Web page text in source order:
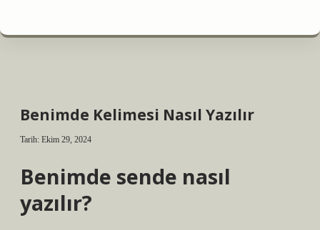
Benimde Kelimesi Nasıl Yazılır
Tarih: Ekim 29, 2024
Benimde sende nasıl
yazılır?